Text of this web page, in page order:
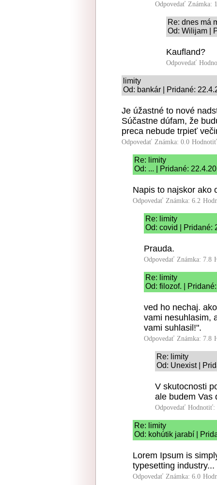
Odpovedať Známka:
Re: dnes má
Od: Wilijam |
Kaufland?
Odpovedať
limity
Od: bankár | Pridané:
Je úžastné to nové
Súčastne dúfam, že
preca nebude trpieť
Odpovedať Známka: 0.0
Re: limity
Od: ... | Pridané:
Napis to najskor ako
Odpovedať Známka: 6.2
Re: limity
Od: covid | Pridané:
Prauda.
Odpovedať Známka: 7.8
Re: limity
Od: filozof. |
ved ho nechaj.
vami nesuhlasim,
vami suhlasil!".
Odpovedať Známka: 7.8
Re: limity
Od: Unexist |
V skutocnosti
ale budem Vas
Odpovedať Hodnotiť:
Re: limity
Od: kohútik jarabí |
Lorem Ipsum is
typesetting industry...
Odpovedať Známka: 6.0